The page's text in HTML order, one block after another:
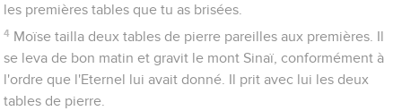
les premières tables que tu as brisées.
4 Moïse tailla deux tables de pierre pareilles aux premières. Il
se leva de bon matin et gravit le mont Sinaï, conformément à
l'ordre que l'Eternel lui avait donné. Il prit avec lui les deux
tables de pierre.